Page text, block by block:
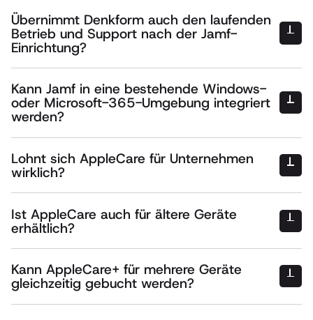
Übernimmt Denkform auch den laufenden
Betrieb und Support nach der Jamf-
Einrichtung?
Kann Jamf in eine bestehende Windows-
oder Microsoft-365-Umgebung integriert
werden?
Lohnt sich AppleCare für Unternehmen
wirklich?
Ist AppleCare auch für ältere Geräte
erhältlich?
Kann AppleCare+ für mehrere Geräte
gleichzeitig gebucht werden?